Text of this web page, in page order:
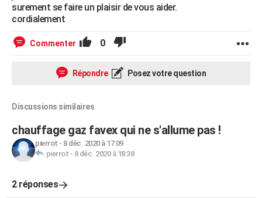
surement se faire un plaisir de vous aider.
cordialement
Commenter 0
Répondre Posez votre question
Discussions similaires
chauffage gaz favex qui ne s'allume pas !
pierrot - 8 déc. 2020 à 17:09
pierrot - 8 déc. 2020 à 18:38
2 réponses